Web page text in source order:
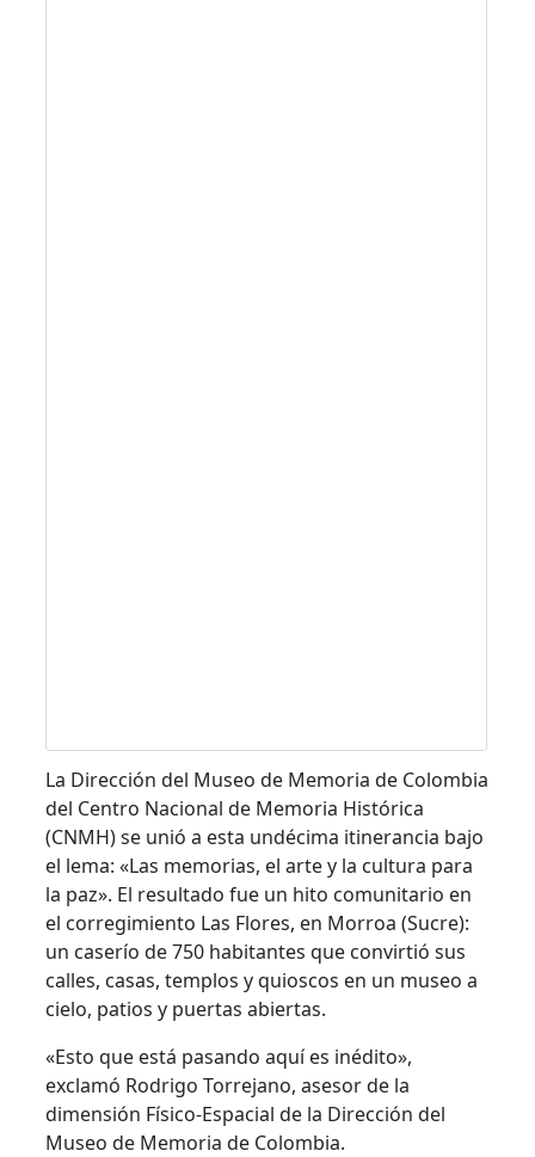
La Dirección del Museo de Memoria de Colombia
del Centro Nacional de Memoria Histórica
(CNMH) se unió a esta undécima itinerancia bajo
el lema: «Las memorias, el arte y la cultura para
la paz». El resultado fue un hito comunitario en
el corregimiento Las Flores, en Morroa (Sucre):
un caserío de 750 habitantes que convirtió sus
calles, casas, templos y quioscos en un museo a
cielo, patios y puertas abiertas.
«Esto que está pasando aquí es inédito»,
exclamó Rodrigo Torrejano, asesor de la
dimensión Físico-Espacial de la Dirección del
Museo de Memoria de Colombia.